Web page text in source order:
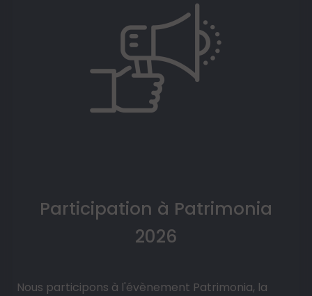
Participation à Patrimonia
2026
Nous participons à l'évènement Patrimonia, la